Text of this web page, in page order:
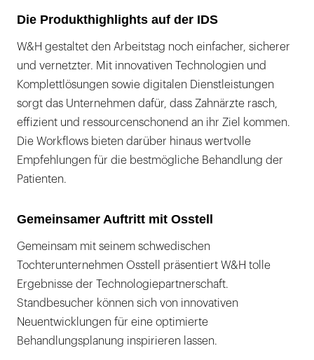
Die Produkthighlights auf der IDS
W&H gestaltet den Arbeitstag noch einfacher, sicherer
und vernetzter. Mit innovativen Technologien und
Komplettlösungen sowie digitalen Dienstleistungen
sorgt das Unternehmen dafür, dass Zahnärzte rasch,
effizient und ressourcenschonend an ihr Ziel kommen.
Die Workflows bieten darüber hinaus wertvolle
Empfehlungen für die bestmögliche Behandlung der
Patienten.
Gemeinsamer Auftritt mit Osstell
Gemeinsam mit seinem schwedischen
Tochterunternehmen Osstell präsentiert W&H tolle
Ergebnisse der Technologiepartnerschaft.
Standbesucher können sich von innovativen
Neuentwicklungen für eine optimierte
Behandlungsplanung inspirieren lassen.